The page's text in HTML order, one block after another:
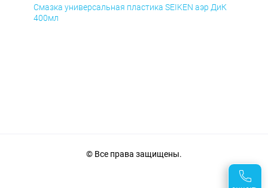
Смазка универсальная пластика SEIKEN аэр ДиК
400мл
© Все права защищены.